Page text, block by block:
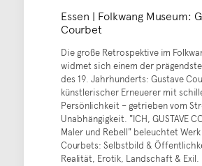
Essen | Folkwang Museum:
Courbet
Die große Retrospektive im
widmet sich einem der
des 19. Jahrhunderts: Gustave
künstlerischer Erneuerer mit
Persönlichkeit – getrieben vom
Unabhängigkeit. "ICH, GUSTAVE
Maler und Rebell" beleuchtet
Courbets: Selbstbild &
Realität, Erotik, Landschaft & Exil.